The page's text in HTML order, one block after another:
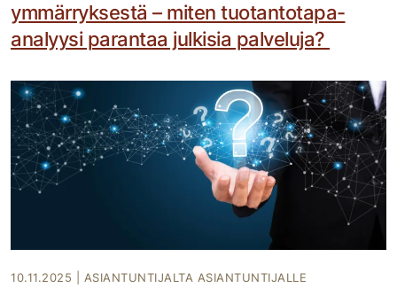
ymmärryksestä – miten tuotantotapa-
analyysi parantaa julkisia palveluja?
10.11.2025 ASIANTUNTIJALTA ASIANTUNTIJALLE